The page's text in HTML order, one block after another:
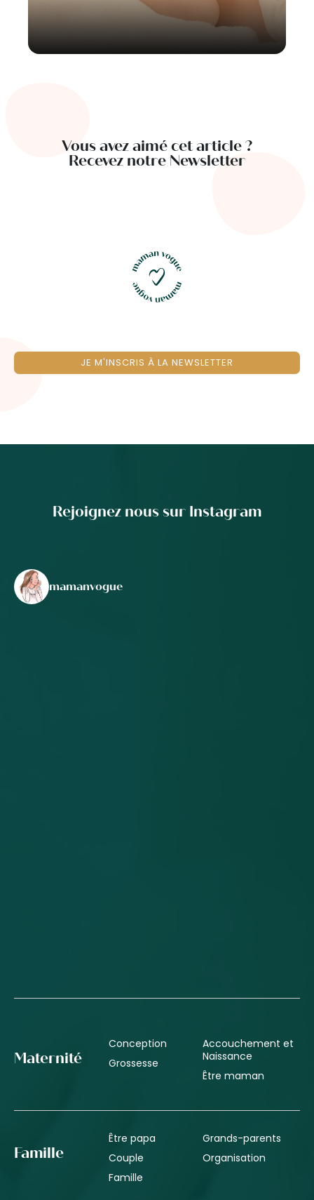
Vous avez aimé cet article ?
Recevez notre Newsletter
JE M'INSCRIS À LA NEWSLETTER
Rejoignez nous sur Instagram
mamanvogue
Maternité
Conception
Grossesse
Accouchement et
Naissance
Être maman
Famille
Être papa
Couple
Famille
Grands-parents
Organisation